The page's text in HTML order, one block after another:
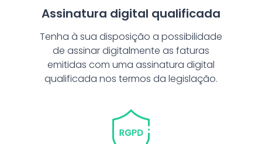
Assinatura digital qualificada
Tenha à sua disposição a possibilidade
de assinar digitalmente as faturas
emitidas com uma assinatura digital
qualificada nos termos da legislação.